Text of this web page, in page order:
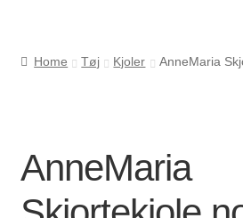
Kontakt os
Home Tøj Kjoler AnneMaria
AnneMaria